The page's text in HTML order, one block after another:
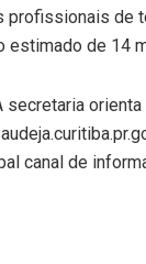
profissionais de
estimado de 14
secretaria
canal de